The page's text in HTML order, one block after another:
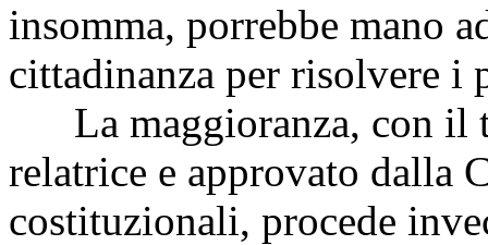
insomma, porrebbe mano
cittadinanza per risolvere i
La maggioranza, con il
relatrice e approvato dalla
costituzionali, procede